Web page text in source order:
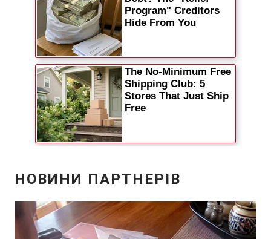
Контакти
ПОСЛУГИ
Реклама на сайті Фотобанк
Моніторинг